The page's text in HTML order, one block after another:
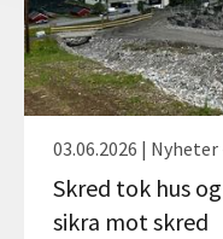
03.06.2026 |
Skred tok hus
sikra mot skred